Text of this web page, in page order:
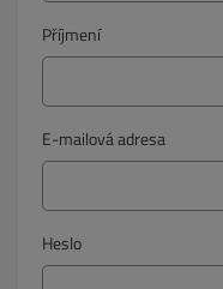
Příjmení
E-mailová adresa
Heslo